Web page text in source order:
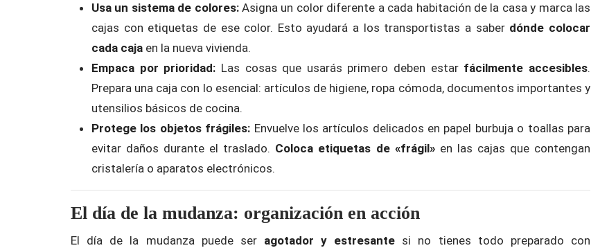
Usa un sistema de colores:Asigna un color diferente a cada habitación de la casa y marca las
cajas con etiquetas de ese color. Esto ayudará a los transportistas a saber dónde colocar
cada caja en la nueva vivienda.
Empaca por prioridad: Las cosas que usarás primero deben estar fácilmente accesibles.
Prepara una caja con lo esencial: artículos de higiene, ropa cómoda, documentos importantes y
utensilios básicos de cocina.
Protege los objetos frágiles: Envuelve los artículos delicados en papel burbuja o toallas para
evitar daños durante el traslado. Coloca etiquetas de «frágil» en las cajas que contengan
cristalería o aparatos electrónicos.
El día de la mudanza: organización en acción
El día de la mudanza puede ser agotador y estresante si no tienes todo preparado con